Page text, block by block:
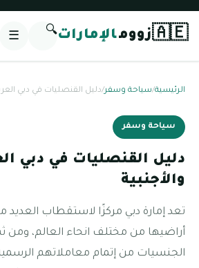
🇦🇪زوومالإمارات🔍
☰
الرئيسية/سياحة وسفر/دليل القنصليات في دبي
سياحة وسفر
دليل القنصليات في دبي
والأجنبية
تعد إمارة دبي مركزًا لاستقطاب
أراضيها من مختلف انحاء العالم، ومن
الجنسيات من إتمام معاملاتهم